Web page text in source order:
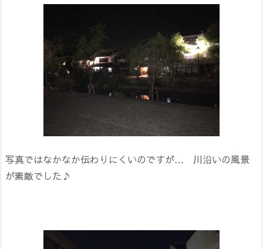
写真ではなかなか伝わりにくいのですが… 川沿いの風景
が素敵でした♪